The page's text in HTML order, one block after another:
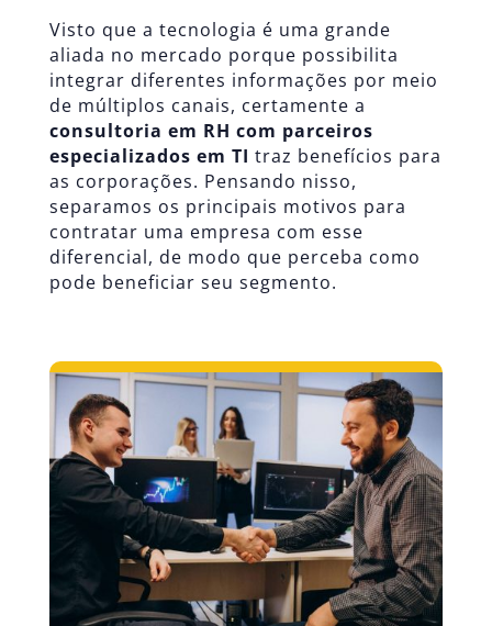
Visto que a tecnologia é uma grande
aliada no mercado porque possibilita
integrar diferentes informações por meio
de múltiplos canais, certamente a
consultoria em RH com parceiros
especializados em TI traz benefícios para
as corporações. Pensando nisso,
separamos os principais motivos para
contratar uma empresa com esse
diferencial, de modo que perceba como
pode beneficiar seu segmento.